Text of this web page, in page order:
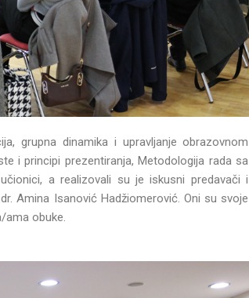
grupna dinamika i upravljanje obrazovnom
i principi prezentiranja, Metodologija rada sa
a realizovali su je iskusni predavači i
Amina Isanović Hadžiomerović. Oni su svoje
ama obuke.